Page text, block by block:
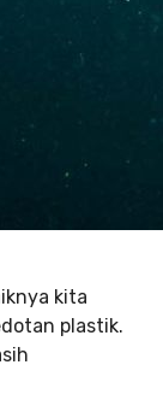
kita
plastik.